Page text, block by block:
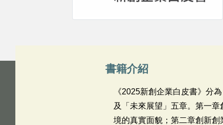
書籍介紹
《2025新創企業白皮書》分
及「未來展望」五章。第一
境的真實面貌；第二章創新